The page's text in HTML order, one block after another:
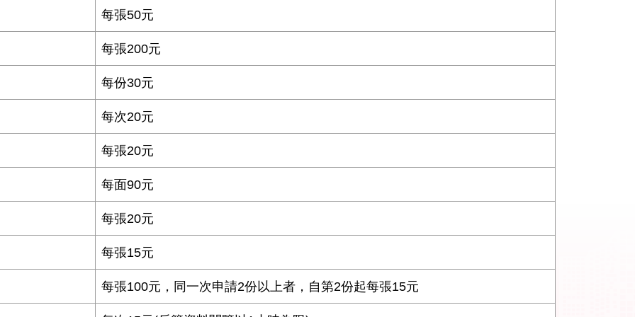
每張50元
每張200元
每份30元
每次20元
每張20元
每面90元
每張20元
每張15元
每張100元，同一次申請2份以上者，自第2份起每張15元